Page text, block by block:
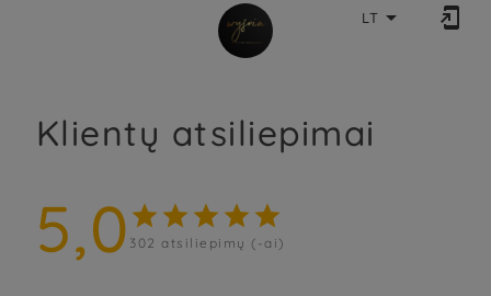
LT  
Klientų atsiliepimai
5,0     
302 atsiliepimų (-ai)